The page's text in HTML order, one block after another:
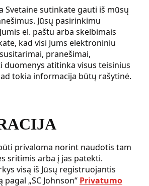
Svetaine sutinkate gauti iš mūsų
Jūsų pasirinkimu
el. paštu arba skelbimais
kad visi Jums elektroniniu
pranešimai,
duomenys atitinka visus teisinius
tokia informacija būtų rašytinė.
privaloma norint naudotis tam
sritimis arba į jas patekti.
visą iš Jūsų registruojantis
„SC Johnson“ Privatumo